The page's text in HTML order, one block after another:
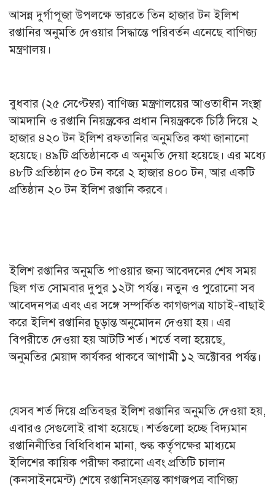
আসন্ন দুর্গাপূজা উপলক্ষে ভারতে তিন হাজার টন ইলিশ
রপ্তানির অনুমতি দেওয়ার সিদ্ধান্তে পরিবর্তন এনেছে বাণিজ্য
মন্ত্রণালয়।
বুধবার (২৫ সেপ্টেম্বর) বাণিজ্য মন্ত্রণালয়ের আওতাধীন সংস্থা
আমদানি ও রপ্তানি নিয়ন্ত্রকের প্রধান নিয়ন্ত্রককে চিঠি দিয়ে ২
হাজার ৪২০ টন ইলিশ রফতানির অনুমতির কথা জানানো
হয়েছে। ৪৯টি প্রতিষ্ঠানকে এ অনুমতি দেয়া হয়েছে। এর মধ্যে
৪৮টি প্রতিষ্ঠান ৫০ টন করে ২ হাজার ৪০০ টন, আর একটি
প্রতিষ্ঠান ২০ টন ইলিশ রপ্তানি করবে।
ইলিশ রপ্তানির অনুমতি পাওয়ার জন্য আবেদনের শেষ সময়
ছিল গত সোমবার দুপুর ১২টা পর্যন্ত। নতুন ও পুরোনো সব
আবেদনপত্র এবং এর সঙ্গে সম্পর্কিত কাগজপত্র যাচাই-বাছাই
করে ইলিশ রপ্তানির চূড়ান্ত অনুমোদন দেওয়া হয়। এর
বিপরীতে দেওয়া হয় আটটি শর্ত। শর্তে বলা হয়েছে,
অনুমতির মেয়াদ কার্যকর থাকবে আগামী ১২ অক্টোবর পর্যন্ত।
যেসব শর্ত দিয়ে প্রতিবছর ইলিশ রপ্তানির অনুমতি দেওয়া হয়,
এবারও সেগুলোই রাখা হয়েছে। শর্তগুলো হচ্ছে বিদ্যমান
রপ্তানিনীতির বিধিবিধান মানা, শুল্ক কর্তৃপক্ষের মাধ্যমে
ইলিশের কায়িক পরীক্ষা করানো এবং প্রতিটি চালান
(কনসাইনমেন্ট) শেষে রপ্তানিসংক্রান্ত কাগজপত্র বাণিজ্য